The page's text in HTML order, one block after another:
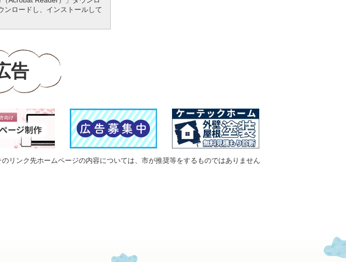
ンロードし、インストールして
告
リンク先ホームページの内容については、市が推奨等をするものではありません